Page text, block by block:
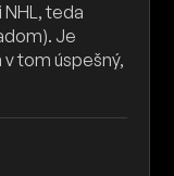
teda
Je
tom úspešný,